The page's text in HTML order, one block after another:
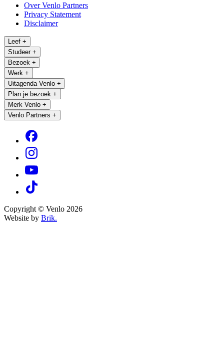
Over Venlo Partners
Privacy Statement
Disclaimer
Leef +
Studeer +
Bezoek +
Werk +
Uitagenda Venlo +
Plan je bezoek +
Merk Venlo +
Venlo Partners +
Copyright © Venlo 2026
Website by Brik.